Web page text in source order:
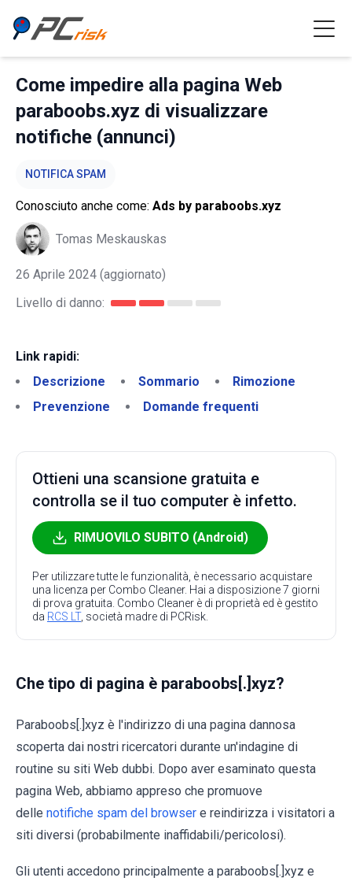
Come impedire alla pagina Web
paraboobs.xyz di visualizzare
notifiche (annunci)
NOTIFICA SPAM
Conosciuto anche come: Ads by paraboobs.xyz
Tomas Meskauskas
26 Aprile 2024 (aggiornato)
Livello di danno:
Link rapidi:
Descrizione
Sommario
Rimozione
Prevenzione
Domande frequenti
Ottieni una scansione gratuita e
controlla se il tuo computer è infetto.
RIMUOVILO SUBITO (Android)
Per utilizzare tutte le funzionalità, è necessario acquistare
una licenza per Combo Cleaner. Hai a disposizione 7 giorni
di prova gratuita. Combo Cleaner è di proprietà ed è gestito
da RCS LT, società madre di PCRisk.
Che tipo di pagina è paraboobs[.]xyz?
Paraboobs[.]xyz è l'indirizzo di una pagina dannosa
scoperta dai nostri ricercatori durante un'indagine di
routine su siti Web dubbi. Dopo aver esaminato questa
pagina Web, abbiamo appreso che promuove
delle notifiche spam del browser e reindirizza i visitatori a
siti diversi (probabilmente inaffidabili/pericolosi).
Gli utenti accedono principalmente a paraboobs[.]xyz e